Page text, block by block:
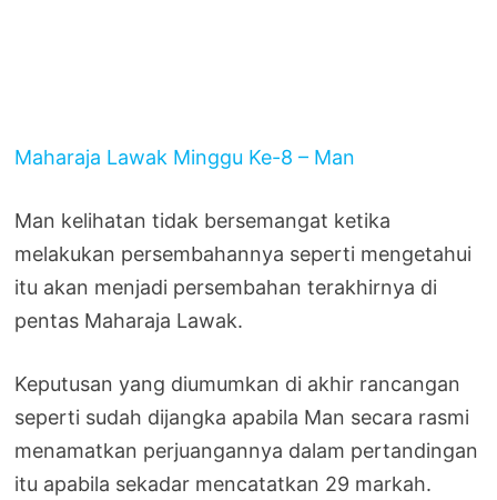
Maharaja Lawak Minggu Ke-8 – Man
Man kelihatan tidak bersemangat ketika
melakukan persembahannya seperti mengetahui
itu akan menjadi persembahan terakhirnya di
pentas Maharaja Lawak.
Keputusan yang diumumkan di akhir rancangan
seperti sudah dijangka apabila Man secara rasmi
menamatkan perjuangannya dalam pertandingan
itu apabila sekadar mencatatkan 29 markah.